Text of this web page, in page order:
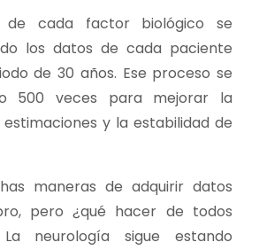
de cada factor biológico se
los datos de cada paciente
de 30 años. Ese proceso se
500 veces para mejorar la
y la estabilidad de
maneras de adquirir datos
pero ¿qué hacer de todos
neurología sigue estando